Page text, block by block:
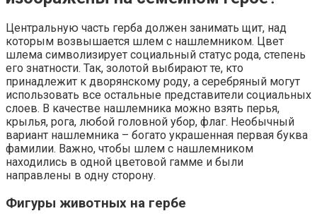
Центральную часть герба должен занимать щит, над
которым возвышается шлем с нашлемником. Цвет
шлема символизирует социальный статус рода, степень
его знатности. Так, золотой выбирают те, кто
принадлежит к дворянскому роду, а серебряный могут
использовать все остальные представители социальных
слоев. В качестве нашлемника можно взять перья,
крылья, рога, любой головной убор, флаг. Необычный
вариант нашлемника – богато украшенная первая буква
фамилии. Важно, чтобы шлем с нашлемником
находились в одной цветовой гамме и были
направлены в одну сторону.
Фигуры животных на гербе